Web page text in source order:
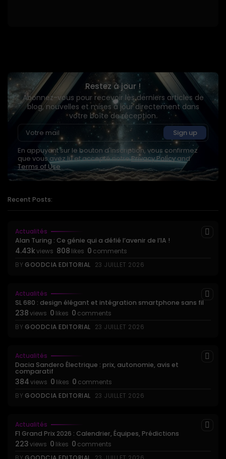
Restez à jour !
Abonnez-vous pour recevoir les derniers articles de
blog, nouvelles et mises à jour directement dans
votre boîte de réception.
En appuyant sur le bouton d'inscription, vous confirmez
que vous avez lu et accepté notrePrivacy Policyand
Terms of Use
Recent Posts:
Actualités
Alan Turing : Ce génie qui a défié l’avenir de l’IA !
4.43kviews 808 likes 0 comments
BY GOODCIA EDITORIAL 23 JUILLET 2026
Actualités
SL 680 : design élégant et intégration smartphone sans fil
238views 0 likes 0 comments
BY GOODCIA EDITORIAL 23 JUILLET 2026
Actualités
Dacia Sandero Électrique : prix, autonomie, avis et
comparatif
384views 0 likes 0 comments
BY GOODCIA EDITORIAL 23 JUILLET 2026
Actualités
F1 Grand Prix 2026 : Calendrier, Équipes, Prédictions
223views 0 likes 0 comments